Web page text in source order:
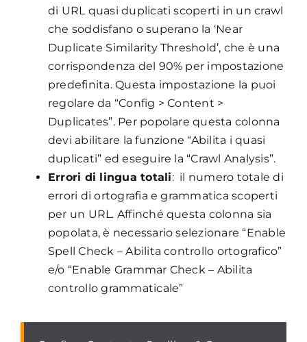
di URL quasi duplicati scoperti in un crawl
che soddisfano o superano la ‘Near
Duplicate Similarity Threshold’, che è una
corrispondenza del 90% per impostazione
predefinita. Questa impostazione la puoi
regolare da “Config > Content >
Duplicates”. Per popolare questa colonna
devi abilitare la funzione “Abilita i quasi
duplicati” ed eseguire la “Crawl Analysis”.
Errori di lingua totali: il numero totale di
errori di ortografia e grammatica scoperti
per un URL. Affinché questa colonna sia
popolata, è necessario selezionare “Enable
Spell Check – Abilita controllo ortografico”
e/o “Enable Grammar Check – Abilita
controllo grammaticale”